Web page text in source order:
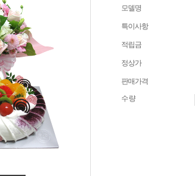
모델명
특이사항
적립금
정상가
판매가격
수량